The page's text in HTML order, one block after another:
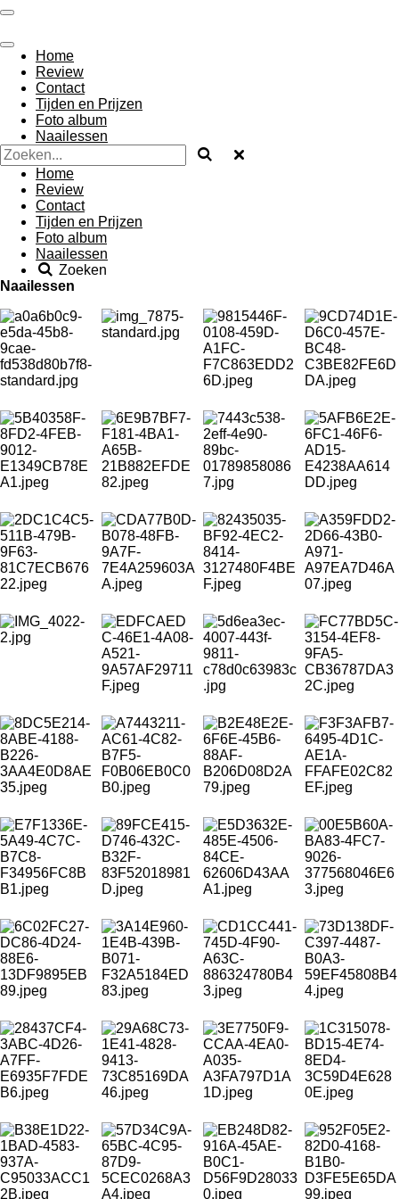
Ga
naar
de
hoofdinhoud
Home
Review
Contact
Tijden en Prijzen
Foto album
Naailessen
Home
Review
Contact
Tijden en Prijzen
Foto album
Naailessen
Zoeken
Naailessen